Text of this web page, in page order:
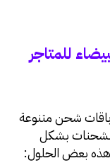
للمتاجر
باقات شحن متنوعة
بشكل
بعض الحلول: